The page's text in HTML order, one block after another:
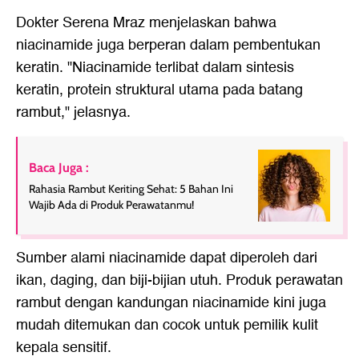
Dokter Serena Mraz menjelaskan bahwa
niacinamide juga berperan dalam pembentukan
keratin. "Niacinamide terlibat dalam sintesis
keratin, protein struktural utama pada batang
rambut," jelasnya.
Baca Juga :
Rahasia Rambut Keriting Sehat: 5 Bahan Ini
Wajib Ada di Produk Perawatanmu!
Sumber alami niacinamide dapat diperoleh dari
ikan, daging, dan biji-bijian utuh. Produk perawatan
rambut dengan kandungan niacinamide kini juga
mudah ditemukan dan cocok untuk pemilik kulit
kepala sensitif.